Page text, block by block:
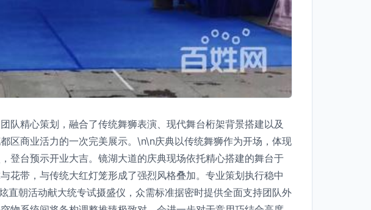
队精心策划，融合了传统舞狮表演、现代舞台桁架背景搭建以及
区商业活力的一次完美展示。\n\n庆典以传统舞狮作为开场，体现
登台预示开业大吉。镜湖大道的庆典现场依托精心搭建的舞台于
花带，与传统大红灯笼形成了强烈风格叠加。专业策划执行稳中
朝活动献大统专试摄盛仪，众需标准据密时提供全面支持团队外